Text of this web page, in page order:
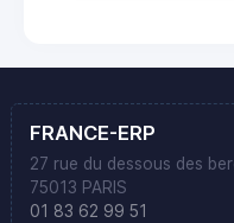
FRANCE-ERP
27 rue du dessous des
75013 PARIS
01 83 62 99 51